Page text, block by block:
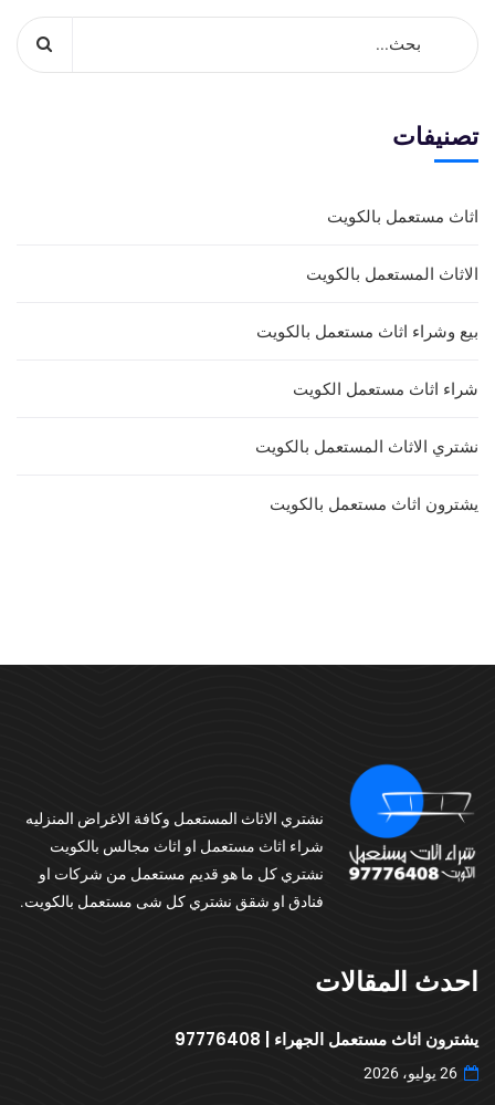
تصنيفات
اثاث مستعمل بالكويت
الاثاث المستعمل بالكويت
بيع وشراء اثاث مستعمل بالكويت
شراء اثاث مستعمل الكويت
نشتري الاثاث المستعمل بالكويت
يشترون اثاث مستعمل بالكويت
نشتري الاثاث المستعمل وكافة الاغراض المنزليه
شراء اثاث مستعمل او اثاث مجالس بالكويت
نشتري كل ما هو قديم مستعمل من شركات او
فنادق او شقق نشتري كل شى مستعمل بالكويت.
احدث المقالات
يشترون اثاث مستعمل الجهراء | 97776408
26 يوليو، 2026